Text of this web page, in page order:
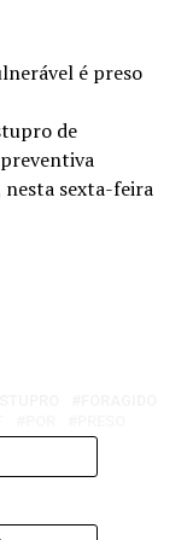
é preso
de
sexta-feira